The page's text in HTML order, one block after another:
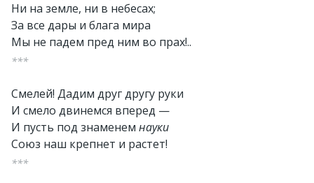
Ни на земле, ни в небесах;
За все дары и блага мира
Мы не падем пред ним во прах!..
***
Смелей! Дадим друг другу руки
И смело двинемся вперед —
И пусть под знаменем науки
Союз наш крепнет и растет!
***